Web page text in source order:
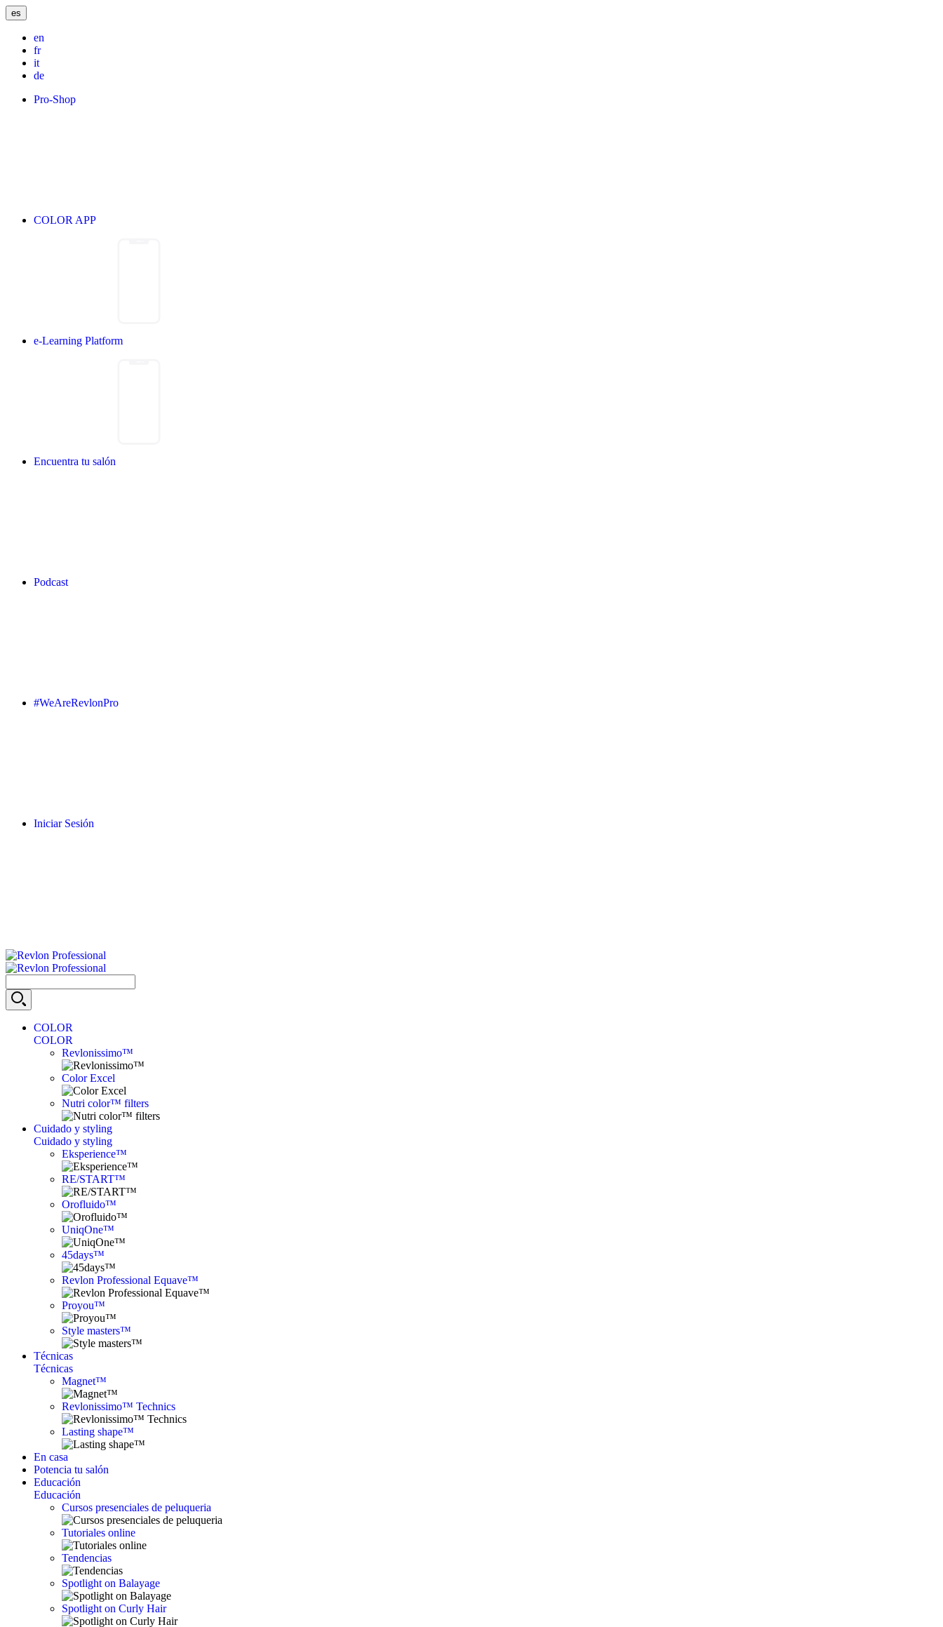
es
en
fr
it
de
Pro-Shop
COLOR APP
e-Learning Platform
Encuentra tu salón
Podcast
#WeAreRevlonPro
Iniciar Sesión
COLOR
COLOR
Revlonissimo™
Color Excel
Nutri color™ filters
Cuidado y styling
Cuidado y styling
Eksperience™
RE/START™
Orofluido™
UniqOne™
45days™
Revlon Professional Equave™
Proyou™
Style masters™
Técnicas
Técnicas
Magnet™
Revlonissimo™ Technics
Lasting shape™
En casa
Potencia tu salón
Educación
Educación
Cursos presenciales de peluqueria
Tutoriales online
Tendencias
Spotlight on Balayage
Spotlight on Curly Hair